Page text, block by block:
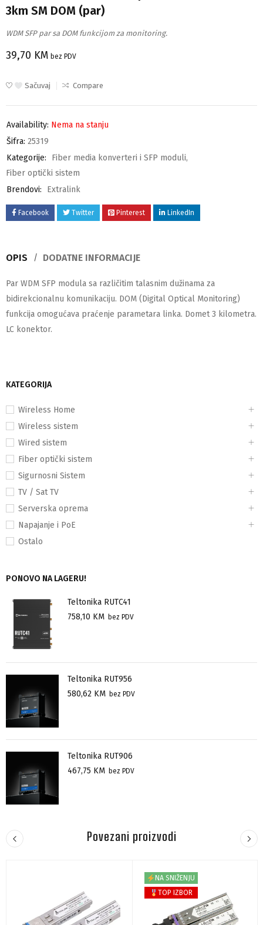
KATEGORIJA
Wireless Home
Wireless sistem
Wired sistem
Fiber optički sistem
Sigurnosni Sistem
TV / Sat TV
Serverska oprema
Napajanje i PoE
Ostalo
PONOVO NA LAGERU!
Teltonika RUTC41
758,10 KM bez PDV
Teltonika RUT956
580,62 KM bez PDV
Teltonika RUT906
467,75 KM bez PDV
3km SM DOM (par)
WDM SFP par sa DOM funkcijom za monitoring.
39,70 KM bez PDV
Sačuvaj Compare
Availability: Nema na stanju
Šifra: 25319
Kategorije:
Fiber media konverteri i SFP moduli,
Fiber optički sistem
Brendovi:
Extralink
Facebook Twitter Pinterest LinkedIn
OPIS DODATNE INFORMACIJE
Par WDM SFP modula sa različitim talasnim dužinama za
bidirekcionalnu komunikaciju. DOM (Digital Optical Monitoring)
funkcija omogućava praćenje parametara linka. Domet 3 kilometra.
LC konektor.
Povezani proizvodi
NA SNIŽENJU
TOP IZBOR